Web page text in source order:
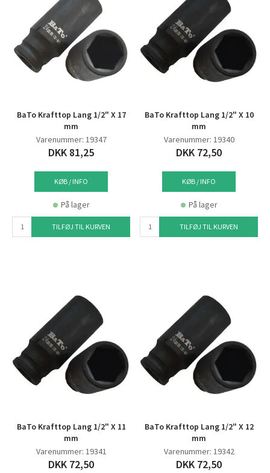
BaTo Krafttop Lang 1/2" X 17
mm
Varenummer: 19347
DKK 81,25
KØB / INFO
På lager
TILFØJ TIL KURVEN
BaTo Krafttop Lang 1/2" X 10
mm
Varenummer: 19340
DKK 72,50
KØB / INFO
På lager
TILFØJ TIL KURVEN
BaTo Krafttop Lang 1/2" X 11
mm
Varenummer: 19341
DKK 72,50
BaTo Krafttop Lang 1/2" X 12
mm
Varenummer: 19342
DKK 72,50